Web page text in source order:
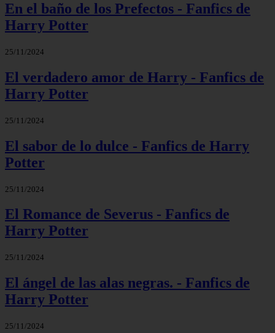
En el baño de los Prefectos - Fanfics de
Harry Potter
25/11/2024
El verdadero amor de Harry - Fanfics de
Harry Potter
25/11/2024
El sabor de lo dulce - Fanfics de Harry
Potter
25/11/2024
El Romance de Severus - Fanfics de
Harry Potter
25/11/2024
El ángel de las alas negras. - Fanfics de
Harry Potter
25/11/2024